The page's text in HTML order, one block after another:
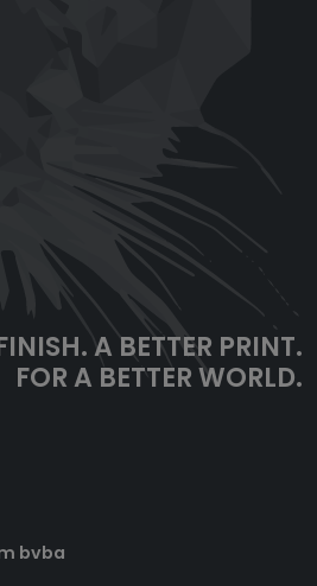
A BETTER PRINT.
FOR A BETTER WORLD.
bvba